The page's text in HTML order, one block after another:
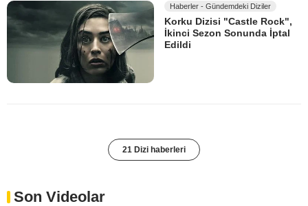
Haberler - Gündemdeki Diziler
Korku Dizisi "Castle Rock",
İkinci Sezon Sonunda İptal
Edildi
21 Dizi haberleri
Son Videolar